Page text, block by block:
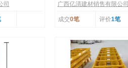
司
广西亿清建材销售有限公司
成交0笔 评价1笔